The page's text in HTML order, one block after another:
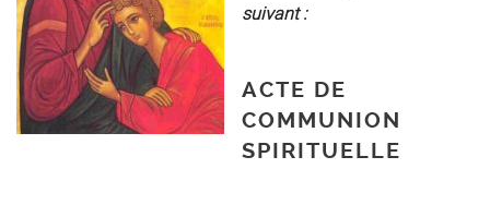
suivant :
ACTE DE
COMMUNION
SPIRITUELLE